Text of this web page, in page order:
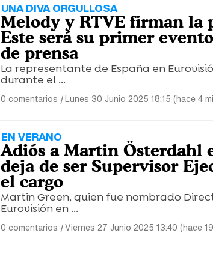
UNA DIVA ORGULLOSA
Melody y RTVE firman la
Este será su primer
de prensa
La representante de España en
durante el ...
0 comentarios |Lunes 30 Junio 2025 18:15 (hace 4
EN VERANO
Adiós a Martin Österdahl
deja de ser Supervisor
el cargo
Martin Green, quien fue nombrado
Eurovisión en ...
0 comentarios |Viernes 27 Junio 2025 13:40 (hace